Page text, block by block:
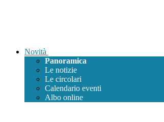
Novità
Panoramica
Le notizie
Le circolari
Calendario eventi
Albo online